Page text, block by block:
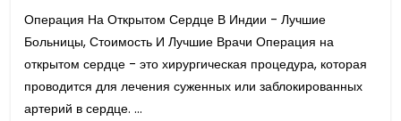
Инъекции ботокса
Рак желудка лечение
Желудочный Обход
рак полости рта
Блефаропластика / Хирургия век
Операция На Открытом Сердце В Индии - Лучшие
Больницы, Стоимость И Лучшие Врачи Операция на
открытом сердце - это хирургическая процедура, которая
проводится для лечения суженных или заблокированных
артерий в сердце. ...